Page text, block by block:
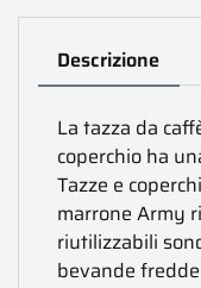
Descrizione
La tazza da
coperchio ha
Tazze e
marrone Army
riutilizzabili
bevande